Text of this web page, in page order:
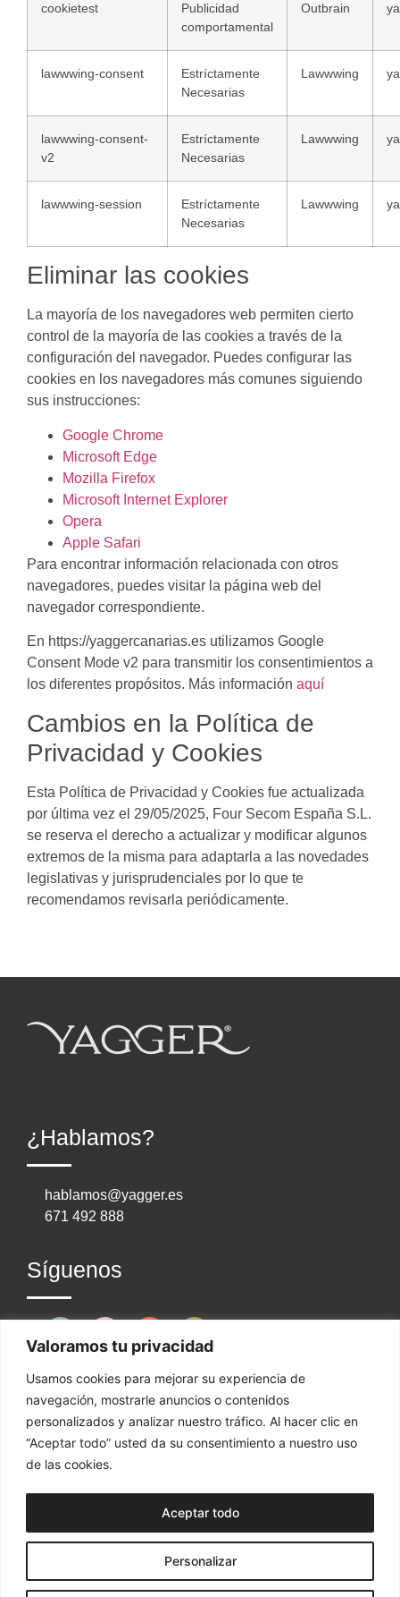
Valoramos tu privacidad
Usamos cookies para mejorar su experiencia de
navegación, mostrarle anuncios o contenidos
personalizados y analizar nuestro tráfico. Al hacer clic en
“Aceptar todo” usted da su consentimiento a nuestro uso
de las cookies.
Personalizar
Aceptar todo
cookietest
Publicidad
comportamental
Outbrain
lawwwing-consent
Estríctamente
Necesarias
Lawwwing
lawwwing-consent-
v2
Estríctamente
Necesarias
Lawwwing
lawwwing-session
Estríctamente
Necesarias
Lawwwing
Eliminar las cookies
La mayoría de los navegadores web permiten cierto
control de la mayoría de las cookies a través de la
configuración del navegador. Puedes configurar las
cookies en los navegadores más comunes siguiendo
sus instrucciones:
Google Chrome
Microsoft Edge
Mozilla Firefox
Microsoft Internet Explorer
Opera
Apple Safari
Para encontrar información relacionada con otros
navegadores, puedes visitar la página web del
navegador correspondiente.
En https://yaggercanarias.es utilizamos Google
Consent Mode v2 para transmitir los consentimientos a
los diferentes propósitos. Más información aquí
Cambios en la Política de
Privacidad y Cookies
Esta Política de Privacidad y Cookies fue actualizada
por última vez el 29/05/2025, Four Secom España S.L.
se reserva el derecho a actualizar y modificar algunos
extremos de la misma para adaptarla a las novedades
legislativas y jurisprudenciales por lo que te
recomendamos revisarla periódicamente.
¿Hablamos?
hablamos@yagger.es
671 492 888
Síguenos
¿Dónde estamos?
ZARAGOZA | TENERIFE | MADRID | MÁLAGA
Aviso legal·Política de privacidad
y cookies